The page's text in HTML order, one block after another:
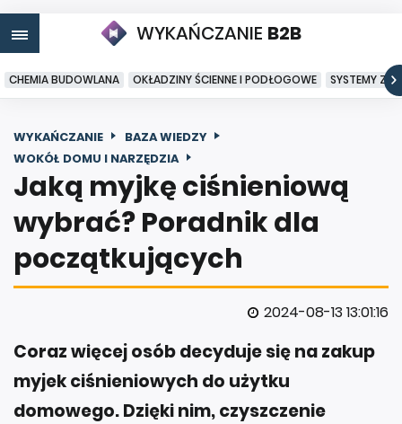
WYKAŃCZANIE B2B
CHEMIA BUDOWLANA OKŁADZINY ŚCIENNE I PODŁOGOWE SYSTEMY
WYKAŃCZANIE
BAZA WIEDZY
WOKÓŁ DOMU I NARZĘDZIA
Jaką myjkę ciśnieniową
wybrać? Poradnik dla
początkujących
2024-08-13 13:01:16
Coraz więcej osób decyduje się na zakup
myjek ciśnieniowych do użytku
domowego. Dzięki nim, czyszczenie